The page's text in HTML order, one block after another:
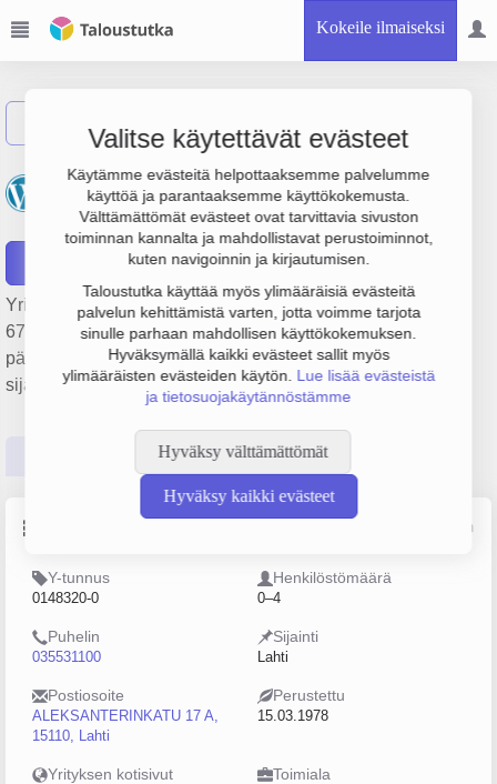
Kokeile ilmaiseksi
Valitse käytettävät evästeet
Käytämme evästeitä helpottaaksemme palvelumme
käyttöä ja parantaaksemme käyttökokemusta.
Välttämättömät evästeet ovat tarvittavia sivuston
toiminnan kannalta ja mahdollistavat perustoiminnot,
kuten navigoinnin ja kirjautumisen.
Taloustutka käyttää myös ylimääräisiä evästeitä
palvelun kehittämistä varten, jotta voimme tarjota
sinulle parhaan mahdollisen käyttökokemuksen.
Hyväksymällä kaikki evästeet sallit myös
ylimääräisten evästeiden käytön. Lue lisää evästeistä
ja tietosuojakäytännöstämme
Hyväksy välttämättömät
Hyväksy kaikki evästeet
Asianajotoimisto Osmo
Mäkinen Oy
Yrityksen Asianajotoimisto Osmo Mäkinen Oy liikevaihto on
672 000 €, tulos 148 000 € ja henkilöstömäärä 4. Sen
päätoimiala on Asianajotoimistot, perustamisvuosi 1978 ja
sijainti Lahti. Yrityksen yhtiömuoto Osakeyhtiö (OY).
Tilinpäätösluvut Päättäjätiedot
Lähde: YTJ, PRH, Traficom
Y-tunnus
0148320-0
Henkilöstömäärä
0–4
Puhelin
035531100
Sijainti
Lahti
Postiosoite
ALEKSANTERINKATU 17 A,
15110, Lahti
Perustettu
15.03.1978
Yrityksen kotisivut Toimiala